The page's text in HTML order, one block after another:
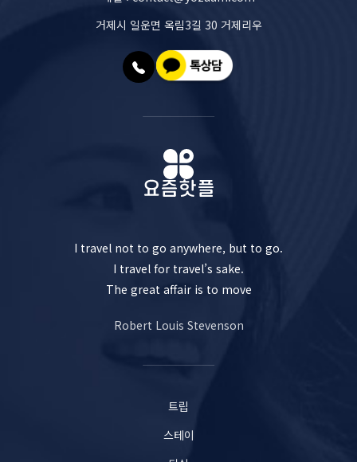
거제시 일운면 옥림3길 30 거제리우
I travel not to go anywhere, but to go.
I travel for travel’s sake.
The great affair is to move
Robert Louis Stevenson
트립
스테이